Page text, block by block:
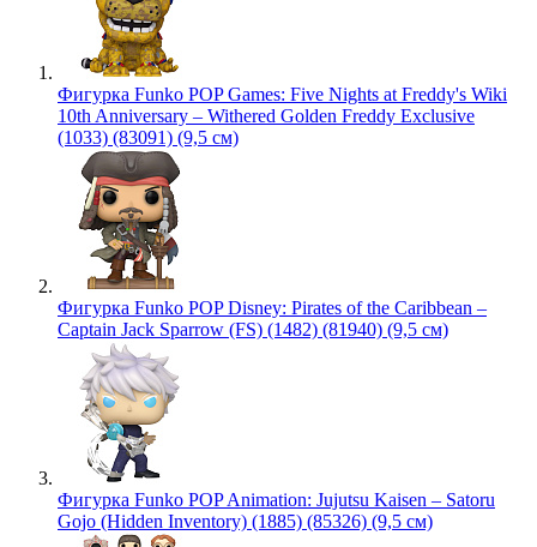
Фигурка Funko POP Games: Five Nights at Freddy's Wiki
10th Anniversary – Withered Golden Freddy Exclusive
(1033) (83091) (9,5 см)
Фигурка Funko POP Disney: Pirates of the Caribbean –
Captain Jack Sparrow (FS) (1482) (81940) (9,5 см)
Фигурка Funko POP Animation: Jujutsu Kaisen – Satoru
Gojo (Hidden Inventory) (1885) (85326) (9,5 см)